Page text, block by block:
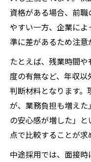
資格がある場合、前
やすい一方、企業に
準に差があるため注意
たとえば、残業時間
度の有無など、年収
判断材料となります
が、業務負担も増え
の安心感が増した」
点で比較することが求
中途採用では、面接